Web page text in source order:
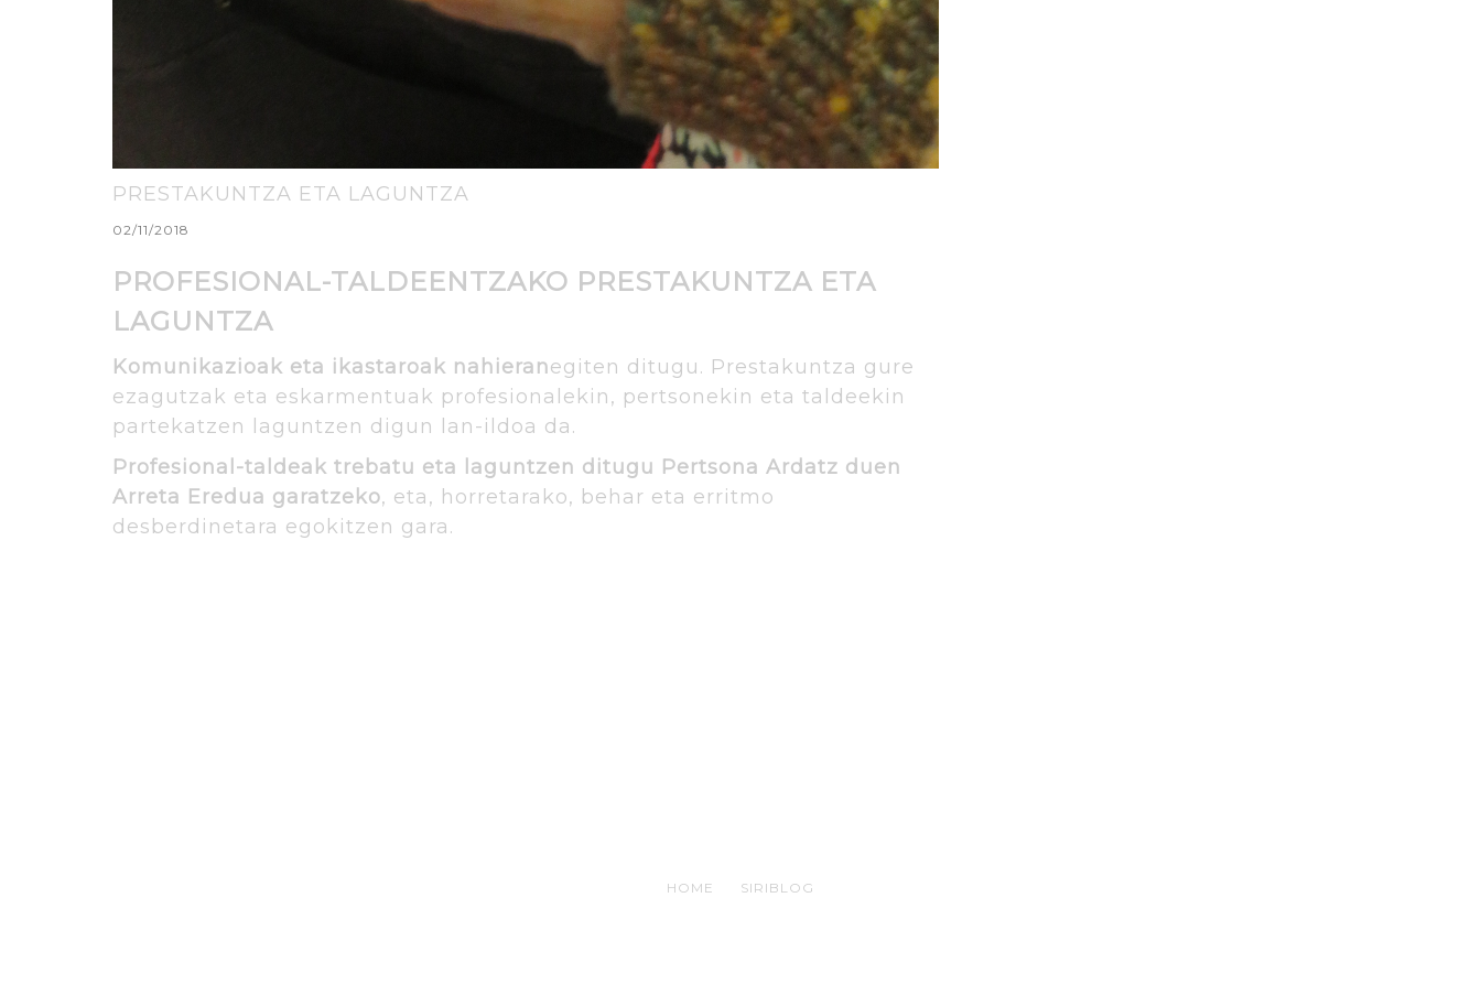
PRESTAKUNTZA ETA LAGUNTZA
02/11/2018
PROFESIONAL-TALDEENTZAKO PRESTAKUNTZA ETA
LAGUNTZA
Komunikazioak eta ikastaroak nahieranegiten ditugu. Prestakuntza gure
ezagutzak eta eskarmentuak profesionalekin, pertsonekin eta taldeekin
partekatzen laguntzen digun lan-ildoa da.
Profesional-taldeak trebatu eta laguntzen ditugu Pertsona Ardatz duen
Arreta Eredua garatzeko, eta, horretarako, behar eta erritmo
desberdinetara egokitzen gara.
HOME SIRIBLOG